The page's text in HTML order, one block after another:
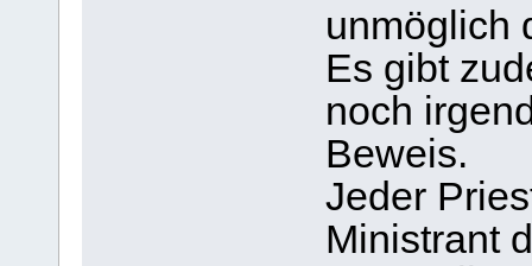
unmöglich
Es gibt
noch
Beweis.
Jeder
Ministrant